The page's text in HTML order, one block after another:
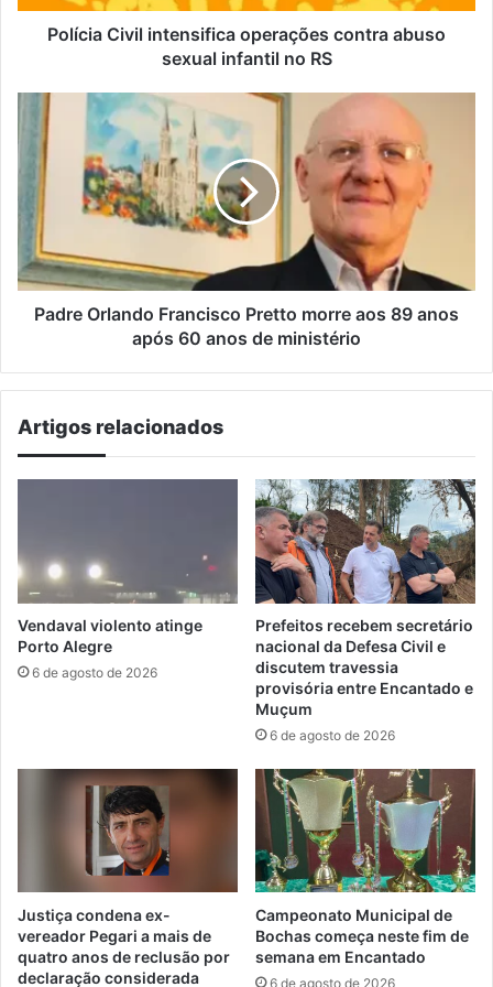
no
Polícia Civil intensifica operações contra abuso
sexual infantil no RS
Padre
Orlando
Francisco
Pretto
aos
anos
após
Padre Orlando Francisco Pretto morre aos 89 anos
após 60 anos de ministério
Artigos relacionados
Vendaval violento atinge
Porto Alegre
6 de agosto de 2026
Prefeitos recebem secretário
nacional da Defesa Civil e
discutem travessia
provisória entre Encantado e
Muçum
6 de agosto de 2026
Justiça condena ex-
vereador Pegari a mais de
quatro anos de reclusão por
declaração considerada
Campeonato Municipal de
Bochas começa neste fim de
semana em Encantado
6 de agosto de 2026